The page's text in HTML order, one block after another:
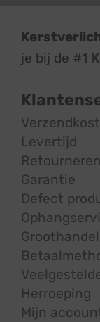
je bij de #1
Levertijd
Garantie
Defect
Groothandel
Herroeping
Mijn